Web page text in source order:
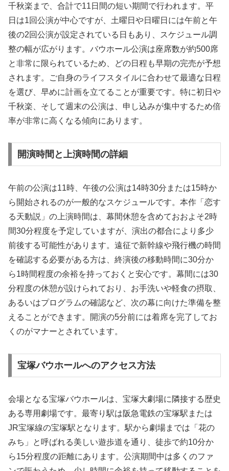
千秋楽まで、合計で11日間の短い期間で行われます。平
日は1回公演が中心ですが、土曜日や日曜日には午前と午
後の2回公演が設定されている日もあり、スケジュール調
整の幅が広がります。バウホール公演は座席数が約500席
と非常に限られているため、どの日程も早期の完売が予想
されます。ご自身のライフスタイルに合わせて最適な日程
を選び、早めに計画を立てることが重要です。特に初日や
千秋楽、そして週末の公演は、申し込みが集中するため倍
率が非常に高くなる傾向にあります。
開演時間と上演時間の詳細
午前の公演は11時、午後の公演は14時30分または15時か
ら開始されるのが一般的なスケジュールです。本作「恋す
る天動説」の上演時間は、幕間休憩を含めておおよそ2時
間30分程度を予定していますが、演出の都合により多少
前後する可能性があります。遠征で新幹線や飛行機の時間
を確認する必要がある方は、終演後の移動時間に30分か
ら1時間程度の余裕を持っておくと安心です。幕間には30
分程度の休憩が設けられており、お手洗いや軽食の摂取、
あるいはプログラムの確認など、次の幕に向けた準備を整
えることができます。開演の5分前には着席を完了してお
くのがマナーとされています。
宝塚バウホールへのアクセス方法
会場となる宝塚バウホールは、宝塚大劇場に隣接する歴史
ある専用劇場です。最寄り駅は阪急電鉄の宝塚駅または
JR宝塚線の宝塚駅となります。駅から劇場までは「花の
みち」と呼ばれる美しい遊歩道を通り、徒歩で約10分か
ら15分程度の距離にあります。公演期間中は多くのファ